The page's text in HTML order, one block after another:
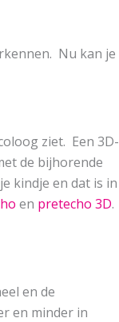
Nu kan je
ziet. Een 3D-
de bijhorende
kindje en dat is in
en pretecho 3D.
en de
en minder in